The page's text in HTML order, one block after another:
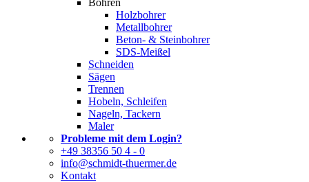
Bohren
Holzbohrer
Metallbohrer
Beton- & Steinbohrer
SDS-Meißel
Schneiden
Sägen
Trennen
Hobeln, Schleifen
Nageln, Tackern
Maler
Probleme mit dem Login?
+49 38356 50 4 - 0
info@schmidt-thuermer.de
Kontakt